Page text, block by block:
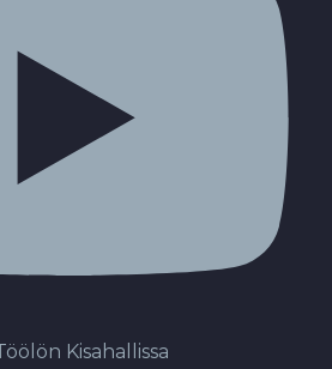
Kisahallissa